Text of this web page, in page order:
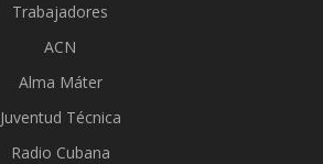
Trabajadores
ACN
Alma Máter
Juventud Técnica
Radio Cubana